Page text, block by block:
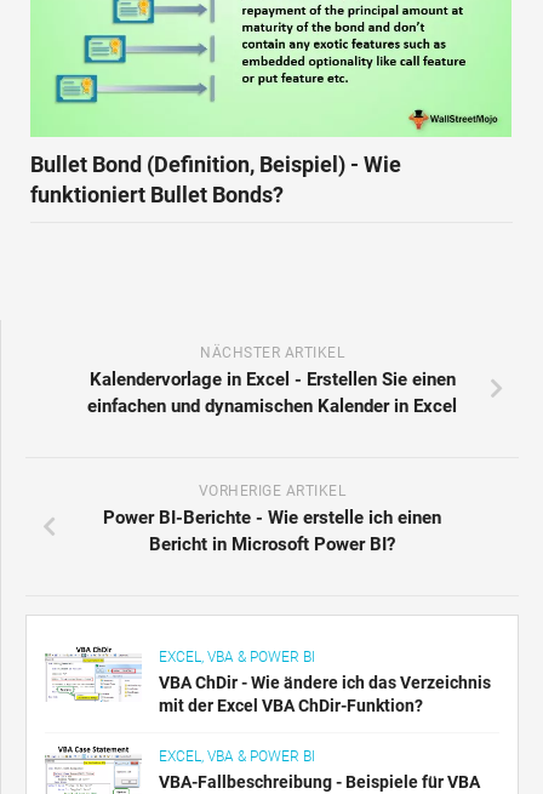
Bullet Bond (Definition, Beispiel) - Wie
funktioniert Bullet Bonds?
NÄCHSTER ARTIKEL
Kalendervorlage in Excel - Erstellen Sie einen
einfachen und dynamischen Kalender in Excel
VORHERIGE ARTIKEL
Power BI-Berichte - Wie erstelle ich einen
Bericht in Microsoft Power BI?
EXCEL, VBA & POWER BI
VBA ChDir - Wie ändere ich das Verzeichnis
mit der Excel VBA ChDir-Funktion?
EXCEL, VBA & POWER BI
VBA-Fallbeschreibung - Beispiele für VBA